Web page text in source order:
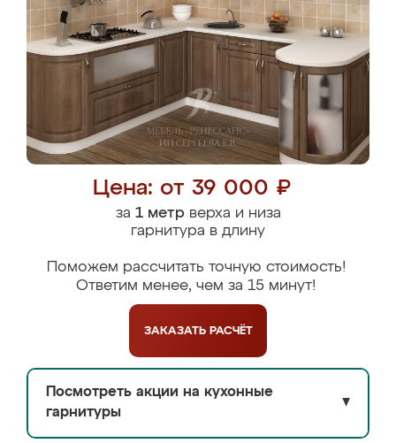
Цена: от 39 000 ₽
за 1 метрверха и низа
гарнитура в длину
Поможем рассчитать точную стоимость!
Ответим менее, чем за 15 минут!
ЗАКАЗАТЬ РАСЧЁТ
Посмотреть акции на кухонные
гарнитуры
▼